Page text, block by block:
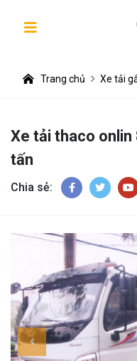
Trang chủ Xe tải
Xe tải thaco
tấn
Chia sẻ: